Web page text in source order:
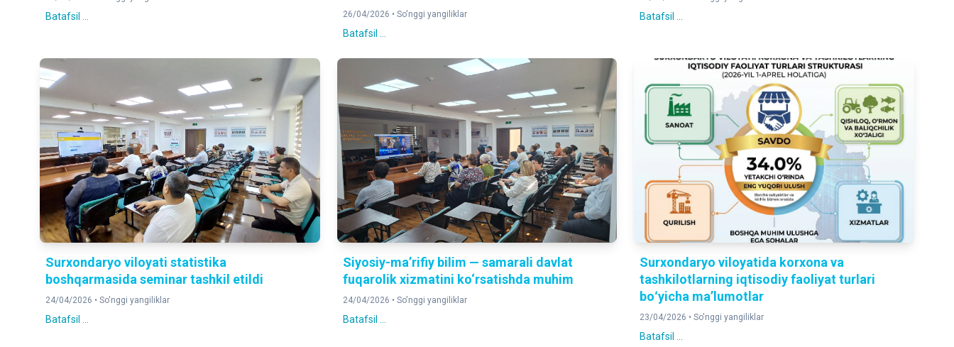
Batafsil ... 26/04/2026 • So'nggi yangiliklar
Batafsil ...
Batafsil ...
Surxondaryo viloyati statistika
boshqarmasida seminar tashkil etildi
24/04/2026 • So'nggi yangiliklar
Batafsil ...
Siyosiy-ma’rifiy bilim — samarali davlat
fuqarolik xizmatini ko‘rsatishda muhim
24/04/2026 • So'nggi yangiliklar
Batafsil ...
Surxondaryo viloyatida korxona va
tashkilotlarning iqtisodiy faoliyat turlari
boʻyicha maʼlumotlar
23/04/2026 •So'nggi yangiliklar
Batafsil ...